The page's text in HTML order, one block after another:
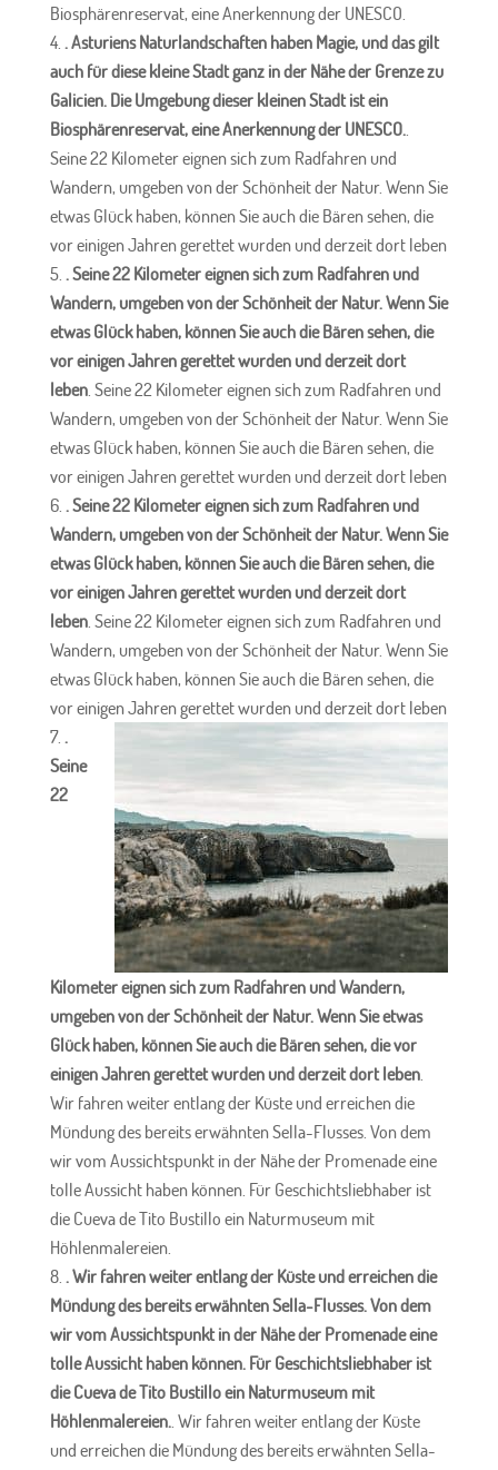
Biosphärenreservat, eine Anerkennung der UNESCO.
. Asturiens Naturlandschaften haben Magie, und das gilt
auch für diese kleine Stadt ganz in der Nähe der Grenze zu
Galicien. Die Umgebung dieser kleinen Stadt ist ein
Biosphärenreservat, eine Anerkennung der UNESCO..
Seine 22 Kilometer eignen sich zum Radfahren und
Wandern, umgeben von der Schönheit der Natur. Wenn Sie
etwas Glück haben, können Sie auch die Bären sehen, die
vor einigen Jahren gerettet wurden und derzeit dort leben
. Seine 22 Kilometer eignen sich zum Radfahren und
Wandern, umgeben von der Schönheit der Natur. Wenn Sie
etwas Glück haben, können Sie auch die Bären sehen, die
vor einigen Jahren gerettet wurden und derzeit dort
leben. Seine 22 Kilometer eignen sich zum Radfahren und
Wandern, umgeben von der Schönheit der Natur. Wenn Sie
etwas Glück haben, können Sie auch die Bären sehen, die
vor einigen Jahren gerettet wurden und derzeit dort leben
. Seine 22 Kilometer eignen sich zum Radfahren und
Wandern, umgeben von der Schönheit der Natur. Wenn Sie
etwas Glück haben, können Sie auch die Bären sehen, die
vor einigen Jahren gerettet wurden und derzeit dort
leben. Seine 22 Kilometer eignen sich zum Radfahren und
Wandern, umgeben von der Schönheit der Natur. Wenn Sie
etwas Glück haben, können Sie auch die Bären sehen, die
vor einigen Jahren gerettet wurden und derzeit dort leben
.
Seine
22
Kilometer eignen sich zum Radfahren und Wandern,
umgeben von der Schönheit der Natur. Wenn Sie etwas
Glück haben, können Sie auch die Bären sehen, die vor
einigen Jahren gerettet wurden und derzeit dort leben.
Wir fahren weiter entlang der Küste und erreichen die
Mündung des bereits erwähnten Sella-Flusses. Von dem
wir vom Aussichtspunkt in der Nähe der Promenade eine
tolle Aussicht haben können. Für Geschichtsliebhaber ist
die Cueva de Tito Bustillo ein Naturmuseum mit
Höhlenmalereien.
. Wir fahren weiter entlang der Küste und erreichen die
Mündung des bereits erwähnten Sella-Flusses. Von dem
wir vom Aussichtspunkt in der Nähe der Promenade eine
tolle Aussicht haben können. Für Geschichtsliebhaber ist
die Cueva de Tito Bustillo ein Naturmuseum mit
Höhlenmalereien.. Wir fahren weiter entlang der Küste
und erreichen die Mündung des bereits erwähnten Sella-